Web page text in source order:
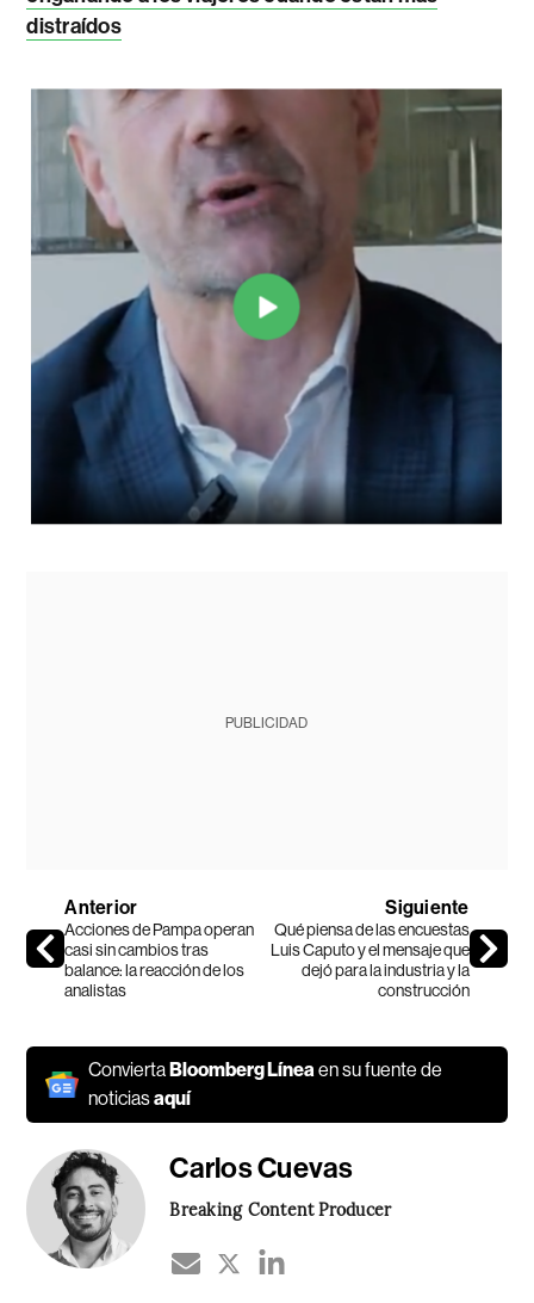
distraídos
PUBLICIDAD
Anterior
Acciones de Pampa operan
casi sin cambios tras
balance: la reacción de los
analistas
Siguiente
Qué piensa de las encuestas
Luis Caputo y el mensaje que
dejó para la industria y la
construcción
ConviertaBloomberg Líneaen su fuente de
noticiasaquí
Carlos Cuevas
Breaking Content Producer